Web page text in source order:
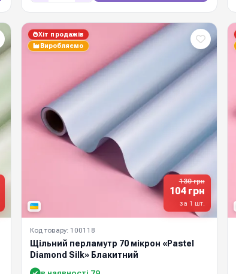
130 грн
104 грн
за 1 шт.
Хіт продажів
Виробляємо
Код товару: 100118
Щільний перламутр 70 мікрон «Pastel
Diamond Silk» Блакитний